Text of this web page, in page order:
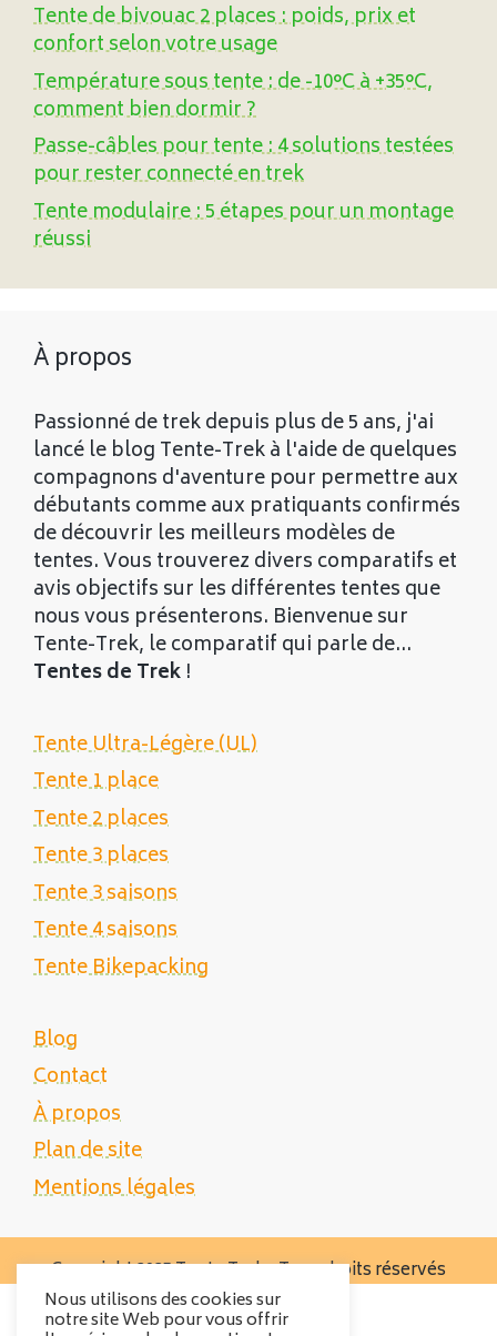
Tente de bivouac 2 places : poids, prix et
confort selon votre usage
Température sous tente : de -10°C à +35°C,
comment bien dormir ?
Passe-câbles pour tente : 4 solutions testées
pour rester connecté en trek
Tente modulaire : 5 étapes pour un montage
réussi
À propos
Passionné de trek depuis plus de 5 ans, j'ai
lancé le blog Tente-Trek à l'aide de quelques
compagnons d'aventure pour permettre aux
débutants comme aux pratiquants confirmés
de découvrir les meilleurs modèles de
tentes. Vous trouverez divers comparatifs et
avis objectifs sur les différentes tentes que
nous vous présenterons. Bienvenue sur
Tente-Trek, le comparatif qui parle de...
Tentes de Trek !
Tente Ultra-Légère (UL)
Tente 1 place
Tente 2 places
Tente 3 places
Tente 3 saisons
Tente 4 saisons
Tente Bikepacking
Blog
Contact
À propos
Plan de site
Mentions légales
Copyright 2025 Tente Trek - Tous droits réservés
Nous utilisons des cookies sur
notre site Web pour vous offrir